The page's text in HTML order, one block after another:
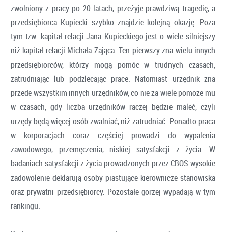
zwolniony z pracy po 20 latach, przeżyje prawdziwą tragedię, a
przedsiębiorca Kupiecki szybko znajdzie kolejną okazję. Poza
tym tzw. kapitał relacji Jana Kupieckiego jest o wiele silniejszy
niż kapitał relacji Michała Zająca. Ten pierwszy zna wielu innych
przedsiębiorców, którzy mogą pomóc w trudnych czasach,
zatrudniając lub podzlecając prace. Natomiast urzędnik zna
przede wszystkim innych urzędników, co nie za wiele pomoże mu
w czasach, gdy liczba urzędników raczej będzie maleć, czyli
urzędy będą więcej osób zwalniać, niż zatrudniać. Ponadto praca
w korporacjach coraz częściej prowadzi do wypalenia
zawodowego, przemęczenia, niskiej satysfakcji z życia. W
badaniach satysfakcji z życia prowadzonych przez CBOS wysokie
zadowolenie deklarują osoby piastujące kierownicze stanowiska
oraz prywatni przedsiębiorcy. Pozostałe gorzej wypadają w tym
rankingu.